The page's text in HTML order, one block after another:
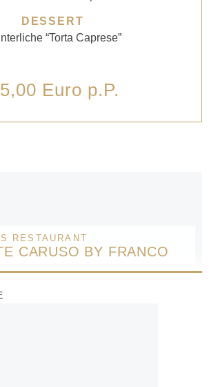
DESSERT
“Torta Caprese”
Euro p.P.
RESTAURANT
CARUSO BY FRANCO